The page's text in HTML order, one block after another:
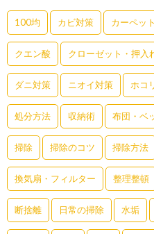
100均 カビ対策 カーペッ
クエン酸 クローゼット・押入
ダニ対策 ニオイ対策 ホコ
処分方法 収納術 布団・ベ
掃除 掃除のコツ 掃除方法
換気扇・フィルター 整理整頓
断捨離 日常の掃除 水垢